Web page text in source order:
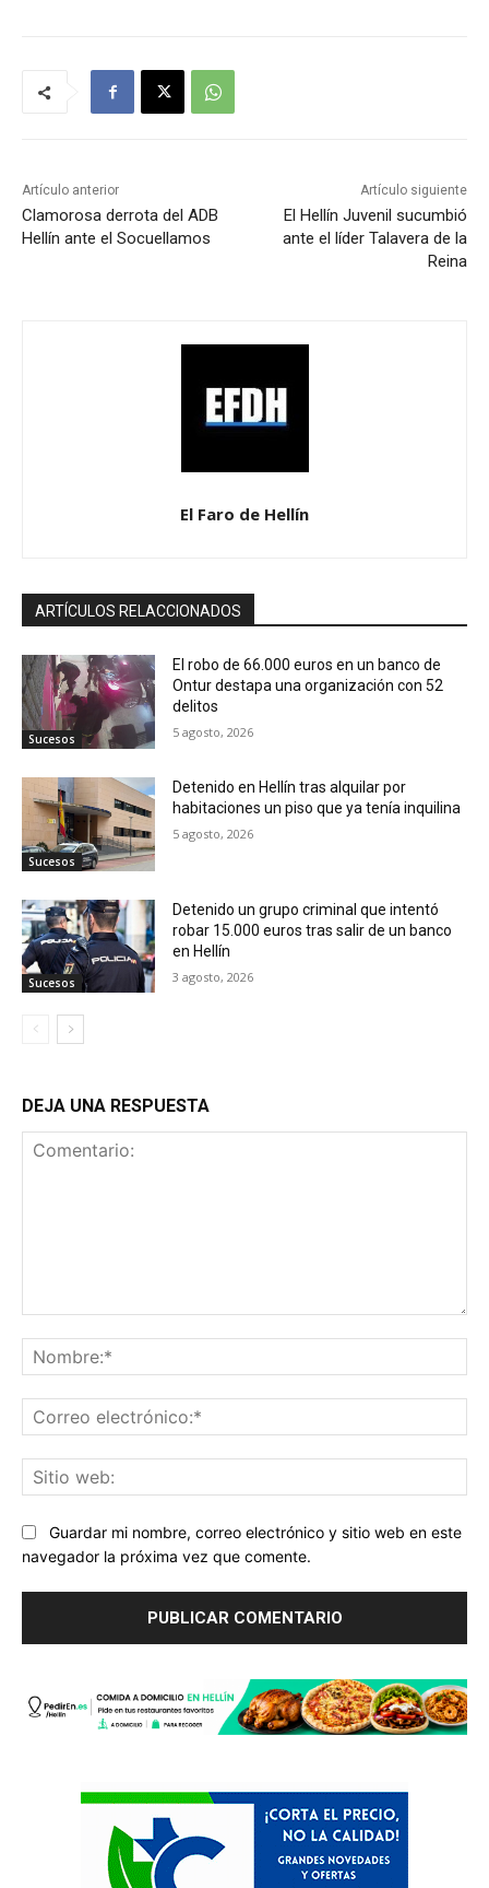
Artículo anterior
Clamorosa derrota del ADB
Hellín ante el Socuellamos
Artículo siguiente
El Hellín Juvenil sucumbió
ante el líder Talavera de la
Reina
El Faro de Hellín
ARTÍCULOS RELACCIONADOS
Sucesos
El robo de 66.000 euros en un banco de
Ontur destapa una organización con 52
delitos
5 agosto, 2026
Sucesos
Detenido en Hellín tras alquilar por
habitaciones un piso que ya tenía inquilina
5 agosto, 2026
Sucesos
Detenido un grupo criminal que intentó
robar 15.000 euros tras salir de un banco
en Hellín
3 agosto, 2026
DEJA UNA RESPUESTA
Guardar mi nombre, correo electrónico y sitio web en este
navegador la próxima vez que comente.